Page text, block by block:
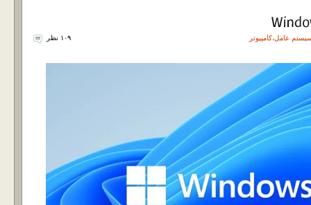
عامل،کامپیوتر ۱۰۹ نظر